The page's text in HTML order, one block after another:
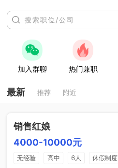
加入群聊 热门兼职
最新 推荐 附近
销售红娘
4000-10000元
无经验 高中 6人 休假制度